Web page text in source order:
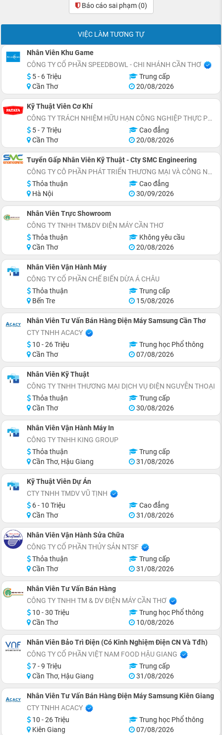
Báo cáo sai phạm (0)
VIỆC LÀM TƯƠNG TỰ
Nhân Viên Khu Game
CÔNG TY CỔ PHẦN SPEEDBOWL - CHI NHÁNH CẦN THƠ
5 - 6 Triệu
Trung cấp
Cần Thơ
20/08/2026
Kỹ Thuật Viên Cơ Khí
CÔNG TY TRÁCH NHIỆM HỮU HẠN CÔNG NGHIỆP THỰC PHẨM PATAYA (VIỆT NAM)
5 - 7 Triệu
Cao đẳng
Cần Thơ
20/08/2026
Tuyển Gấp Nhân Viên Kỹ Thuật - Cty SMC Engineering
CÔNG TY CÔ PHẦN PHÁT TRIỂN THƯƠNG MẠI VÀ CÔNG NGHỆ SMC ENGINEERING
Thỏa thuận
Cao đẳng
Hà Nội
30/09/2026
Nhân Viên Trực Showroom
CÔNG TY TNHH TM&DV ĐIỆN MÁY CẦN THƠ
Thỏa thuận
Không yêu cầu
Cần Thơ
20/08/2026
Nhân Viên Vận Hành Máy
CÔNG TY CỔ PHẦN CHẾ BIẾN DỪA Á CHÂU
Thỏa thuận
Trung cấp
Bến Tre
15/08/2026
Nhân Viên Tư Vấn Bán Hàng Điện Máy Samsung Cần Thơ
CTY TNHH ACACY
10 - 26 Triệu
Trung học Phổ thông
Cần Thơ
07/08/2026
Nhân Viên Kỹ Thuật
CÔNG TY TNHH THƯƠNG MẠI DỊCH VỤ ĐIỆN NGUYỄN THOẠI
Thỏa thuận
Trung cấp
Cần Thơ
30/08/2026
Nhân Viên Vận Hành Máy In
CÔNG TY TNHH KING GROUP
Thỏa thuận
Trung cấp
Cần Thơ, Hậu Giang
31/08/2026
Kỹ Thuật Viên Dự Án
CTY TNHH TMDV VŨ TỊNH
6 - 10 Triệu
Cao đẳng
Cần Thơ
31/08/2026
Nhân Viên Vận Hành Sửa Chữa
CÔNG TY CỔ PHẦN THỦY SẢN NTSF
Thỏa thuận
Trung cấp
Cần Thơ
31/08/2026
Nhân Viên Tư Vấn Bán Hàng
CÔNG TY TNHH TM & DV ĐIỆN MÁY CẦN THƠ
10 - 30 Triệu
Trung học Phổ thông
Cần Thơ
10/08/2026
Nhân Viên Bảo Trì Điện (Có Kinh Nghiệm Điện CN Và Tđh)
CÔNG TY CỔ PHẦN VIỆT NAM FOOD HẬU GIANG
7 - 9 Triệu
Trung cấp
Cần Thơ, Hậu Giang
31/08/2026
Nhân Viên Tư Vấn Bán Hàng Điện Máy Samsung Kiên Giang
CTY TNHH ACACY
10 - 26 Triệu
Trung học Phổ thông
Kiên Giang
07/08/2026